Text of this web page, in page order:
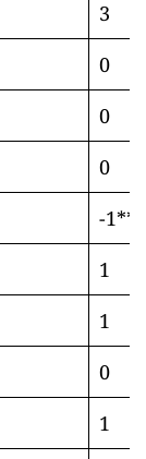
3
0
0
0
-1**
1
1
0
1